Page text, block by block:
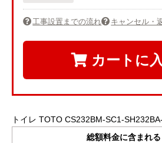
工事設置までの流れ キャンセル・
カートに
トイレ TOTO CS232BM-SC1-
総額料金に含まれ